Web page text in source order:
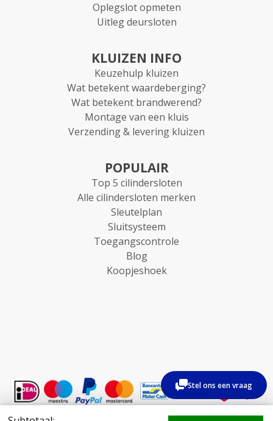
Stel ons een vraag
Oplegslot opmeten
Uitleg deursloten
KLUIZEN INFO
Keuzehulp kluizen
Wat betekent waardeberging?
Wat betekent brandwerend?
Montage van een kluis
Verzending & levering kluizen
POPULAIR
Top 5 cilindersloten
Alle cilindersloten merken
Sleutelplan
Sluitsysteem
Toegangscontrole
Blog
Koopjeshoek